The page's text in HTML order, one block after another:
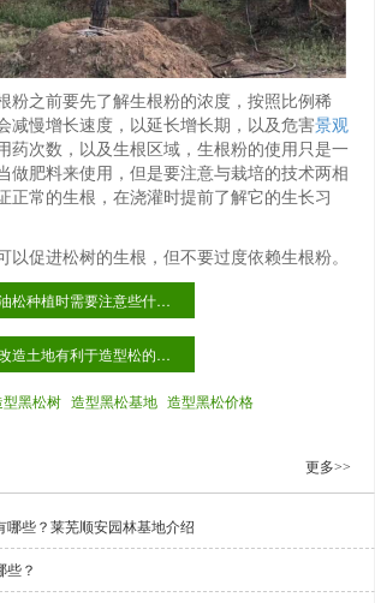
粉之前要先了解生根粉的浓度，按照比例稀
减慢增长速度，以延长增长期，以及危害景观
药次数，以及生根区域，生根粉的使用只是一
做肥料来使用，但是要注意与栽培的技术两相
正常的生根，在浇灌时提前了解它的生长习
以促进松树的生根，但不要过度依赖生根粉。
造型油松种植时需要注意些什么呢
通过改造土地有利于造型松的生长
型黑松树 造型黑松基地 造型黑松价格
更多>>
哪些？莱芜顺安园林基地介绍
些？